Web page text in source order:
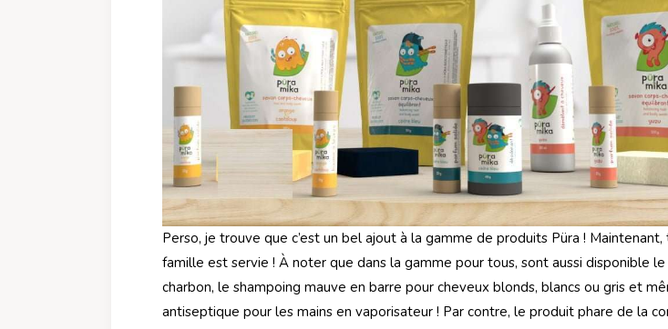
Perso, je trouve que c’est un bel ajout à la gamme de produits Püra !
famille est servie ! À noter que dans la gamme pour tous, sont aussi disponible le
charbon, le shampoing mauve en barre pour cheveux blonds, blancs ou gris et
antiseptique pour les mains en vaporisateur ! Par contre, le produit phare de la